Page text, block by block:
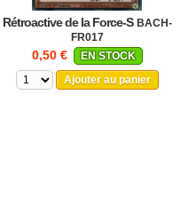
Rétroactive de la Force-S BACH-
FR017
0,50 €
EN STOCK
Ajouter au panier